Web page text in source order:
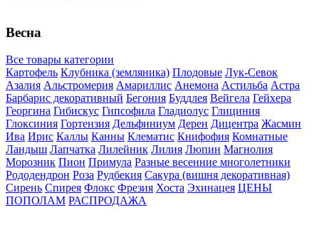
Весна
Все товары категории
Картофель Клубника (земляника) Плодовые Лук-Севок
Азалия Альстромерия Амариллис Анемона Астильба Астра
Барбарис декоративный Бегония Буддлея Вейгела Гейхера
Георгина Гибискус Гипсофила Гладиолус Глициния
Глоксиния Гортензия Дельфиниум Дерен Дицентра Жасмин
Ива Ирис Каллы Канны Клематис Книфофия Комнатные
Ландыш Лапчатка Лилейник Лилия Люпин Магнолия
Морозник Пион Примула Разные весенние многолетники
Рододендрон Роза Рудбекия Сакура (вишня декоративная)
Сирень Спирея Флокс Фрезия Хоста Эхинацея ЦЕНЫ
ПОПОЛАМ РАСПРОДАЖА